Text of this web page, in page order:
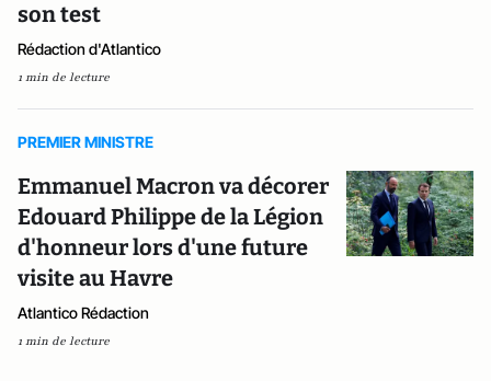
son test
Rédaction d'Atlantico
1 min de lecture
PREMIER MINISTRE
Emmanuel Macron va décorer
Edouard Philippe de la Légion
d'honneur lors d'une future
visite au Havre
Atlantico Rédaction
1 min de lecture